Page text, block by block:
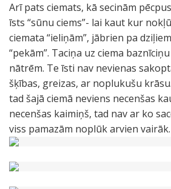
Arī pats ciemats, kā secinām
īsts “sūnu ciems”- lai kaut kur
ciemata “ieliņām”, jābrien pa
“pekām”. Taciņa uz ciema
nātrēm. Te īsti nav nevienas
šķības, greizas, ar noplukušu
tad šajā ciemā neviens necenšas
necenšas kaimiņš, tad nav ar ko
viss pamazām noplūk arvien vairāk.